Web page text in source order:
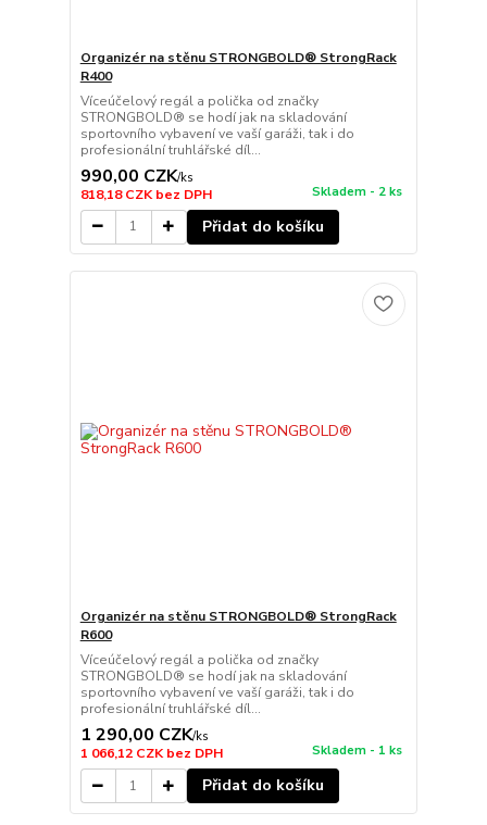
Organizér na stěnu STRONGBOLD® StrongRack
R400
Víceúčelový regál a polička od značky
STRONGBOLD® se hodí jak na skladování
sportovního vybavení ve vaší garáži, tak i do
profesionální truhlářské díl...
990,00 CZK/ks
818,18 CZKbez DPH Skladem - 2 ks
Přidat do košíku
Organizér na stěnu STRONGBOLD® StrongRack
R600
Víceúčelový regál a polička od značky
STRONGBOLD® se hodí jak na skladování
sportovního vybavení ve vaší garáži, tak i do
profesionální truhlářské díl...
1 290,00 CZK/ks
1 066,12 CZKbez DPH Skladem - 1 ks
Přidat do košíku